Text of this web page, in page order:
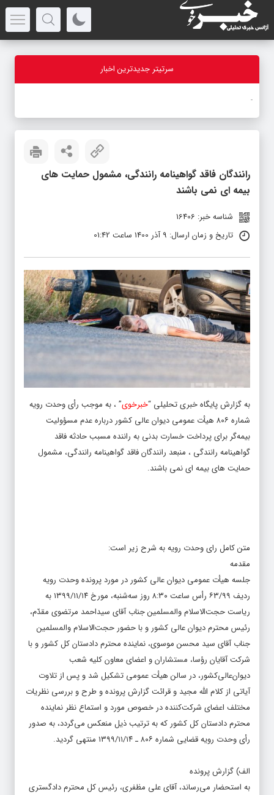
سرتیتر جدیدترین اخبار
اتحاد
رانندگان فاقد گواهینامه رانندگی، مشمول حمایت های
بیمه ای نمی باشند
شناسه خبر: 16406
تاریخ و زمان ارسال: 9 آذر 1400 ساعت 01:42
به گزارش پایگاه خبری تحلیلی “خبرخوی” ، به موجب رأی وحدت رویه
شماره ۸۰۶ هیأت عمومی دیوان عالی کشور درباره عدم مسؤولیت
بیمه‌گر برای پرداخت خسارت بدنی به راننده مسبب حادثه فاقد
گواهینامه رانندگی ، منبعد رانندگان فاقد گواهینامه رانندگی، مشمول
حمایت های بیمه ای نمی باشند.
متن کامل رای وحدت رویه به شرح زیر است:
مقدمه
جلسه هیأت ‌عمومی دیوان عالی کشور در مورد پرونده وحدت رویه
ردیف ۶۳/۹۹ رأس ساعت ۸:۳۰ روز سه‌شنبه، مورخ ۱۳۹۹/۱۱/۱۴ به
‌ریاست حجت‌الاسلام‌ والمسلمین جناب آقای سیداحمد مرتضوی مقدّم،
رئیس محترم دیوان ‌‌عالی ‌‌کشور و با حضور حجت‌الاسلام‌ والمسلمین
جناب آقای سید محسن موسوی، نماینده محترم دادستان ‌کل‌ کشور و با
شرکت آقایان رؤسا، مستشاران و اعضای ‌معاون کلیه شعب
دیوان‌عالی‌کشور، در سالن هیأت‌ عمومی تشکیل شد و پس از تلاوت
آیاتی از کلام الله مجید و قرائت گزارش ‌پرونده و طرح و بررسی نظریات
مختلف اعضای شرکت‌‌کننده در خصوص مورد و استماع نظر نماینده
محترم دادستان ‌کل‌ کشور که به ‌ترتیب‌ ذیل منعکس ‌می‌گردد، به ‌صدور
رأی وحدت‌ رویه ‌قضایی شماره ۸۰۶ ـ ۱۳۹۹/۱۱/۱۴ منتهی گردید.
الف) گزارش پرونده
به استحضار می‌رساند، آقای علی مظفری، رئیس کل محترم دادگستری